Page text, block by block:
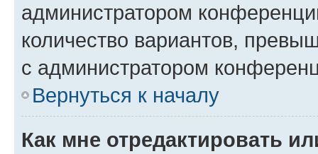
администратором
количество вариантов,
с администратором
Вернуться к началу
Как мне отредактировать